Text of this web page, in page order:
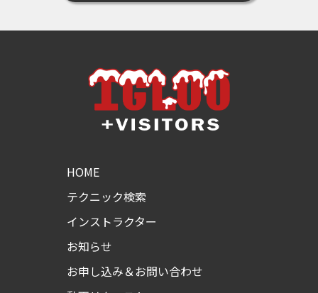
HOME
テクニック検索
インストラクター
お知らせ
お申し込み＆お問い合わせ